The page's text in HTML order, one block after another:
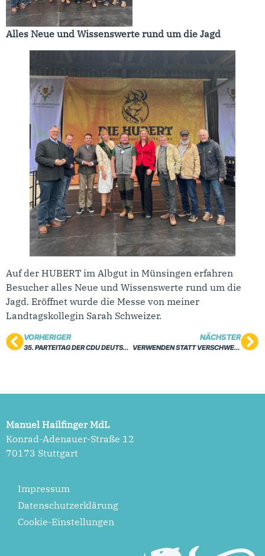
Alles Neue und Wissenswerte rund um die Jagd
Auf der HUBERT im Albgut in Münsingen erfahren
Besucher alles Neue und Wissenswerte rund um die
Jagd. Eröffnet wurde die Messe von meiner
Landtagskollegin Sarah Schweizer.
VORHERIGER
35. PARTEITAG DER CDU DEUTSCHLANDS
NÄCHSTER
VERWENDEN STATT VERSCHWENDEN!
Manuel Hailfinger MdL
Konrad-Adenauer-Straße 12
70173 Stuttgart
Impressum
Datenschutzerklärung
Cookie-Einstellungen